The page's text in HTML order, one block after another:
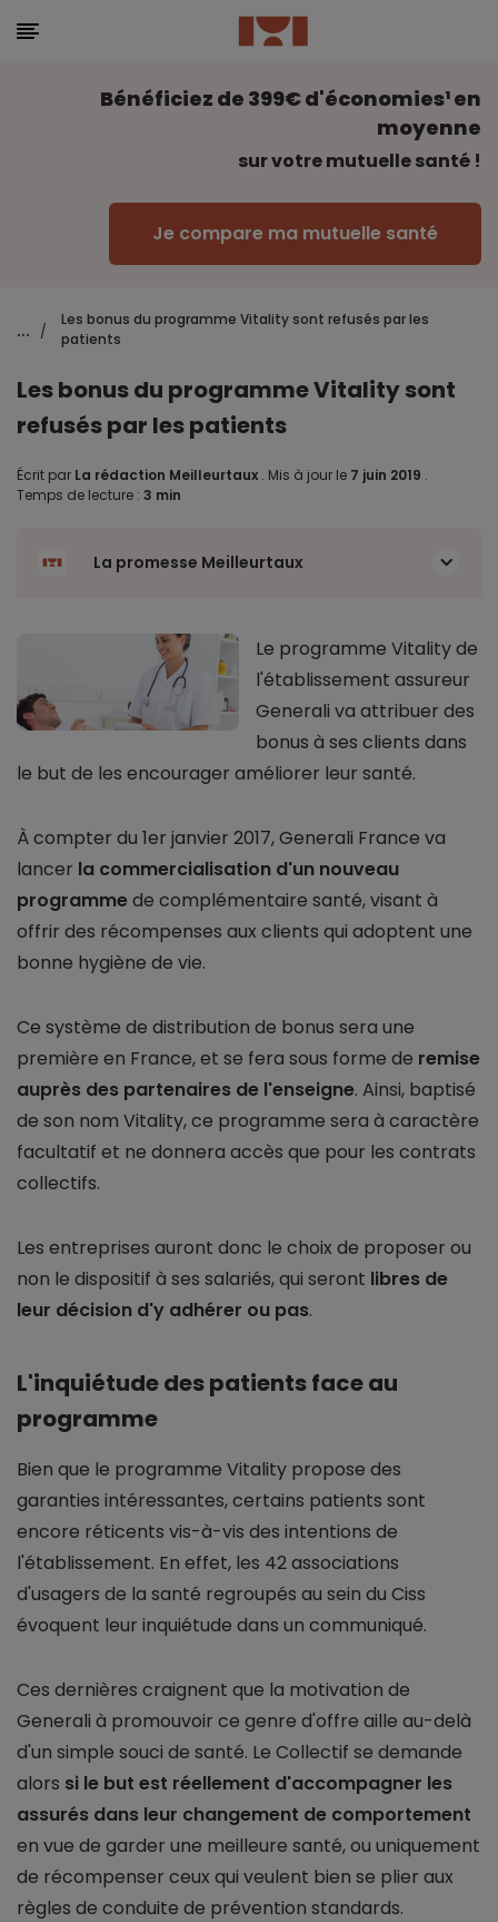
Bénéficiez de 399€ d'économies¹ en
moyenne
sur votre mutuelle santé !
Je compare ma mutuelle santé
... /
Les bonus du programme Vitality sont refusés par les
patients
Les bonus du programme Vitality sont
refusés par les patients
Écrit par La rédaction Meilleurtaux . Mis à jour le 7 juin 2019 .
Temps de lecture : 3 min
La promesse Meilleurtaux
Le programme Vitality de
l'établissement assureur
Generali va attribuer des
bonus à ses clients dans
le but de les encourager améliorer leur santé.
À compter du 1er janvier 2017, Generali France va
lancer la commercialisation d'un nouveau
programmede complémentaire santé, visant à
offrir des récompenses aux clients qui adoptent une
bonne hygiène de vie.
Ce système de distribution de bonus sera une
première en France, et se fera sous forme de remise
auprès des partenaires de l'enseigne. Ainsi, baptisé
de son nom Vitality, ce programme sera à caractère
facultatif et ne donnera accès que pour les contrats
collectifs.
Les entreprises auront donc le choix de proposer ou
non le dispositif à ses salariés, qui seront libres de
leur décision d'y adhérer ou pas.
L'inquiétude des patients face au
programme
Bien que le programme Vitality propose des
garanties intéressantes, certains patients sont
encore réticents vis-à-vis des intentions de
l'établissement. En effet, les 42 associations
d'usagers de la santé regroupés au sein du Ciss
évoquent leur inquiétude dans un communiqué.
Ces dernières craignent que la motivation de
Generali à promouvoir ce genre d'offre aille au-delà
d'un simple souci de santé. Le Collectif se demande
alors si le but est réellement d'accompagner les
assurés dans leur changement de comportement
en vue de garder une meilleure santé, ou uniquement
de récompenser ceux qui veulent bien se plier aux
règles de conduite de prévention standards.